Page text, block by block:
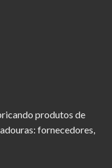
produtos de
fornecedores,